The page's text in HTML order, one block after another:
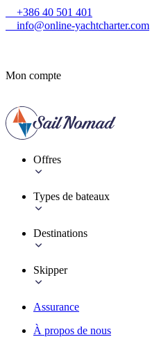
+386 40 501 401
info@online-yachtcharter.com
Mon compte
Offres
Types de bateaux
Destinations
Skipper
Assurance
À propos de nous